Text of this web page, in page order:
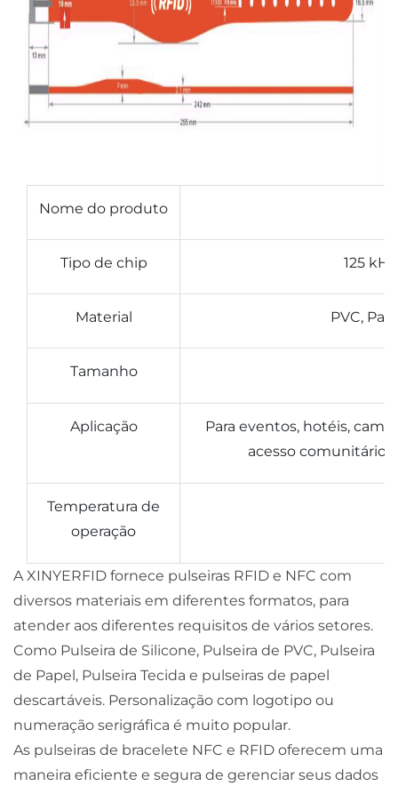
Nome do produto
Tipo de chip 125
Material PVC,
Tamanho
Aplicação
Para eventos, hotéis,
acesso comunitário,
Temperatura de
operação
A XINYERFID fornece pulseiras RFID e NFC com
diversos materiais em diferentes formatos, para
atender aos diferentes requisitos de vários setores.
Como Pulseira de Silicone, Pulseira de PVC, Pulseira
de Papel, Pulseira Tecida e pulseiras de papel
descartáveis. Personalização com logotipo ou
numeração serigráfica é muito popular.
As pulseiras de bracelete NFC e RFID oferecem uma
maneira eficiente e segura de gerenciar seus dados